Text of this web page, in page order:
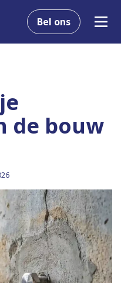
Bel ons
de bouw